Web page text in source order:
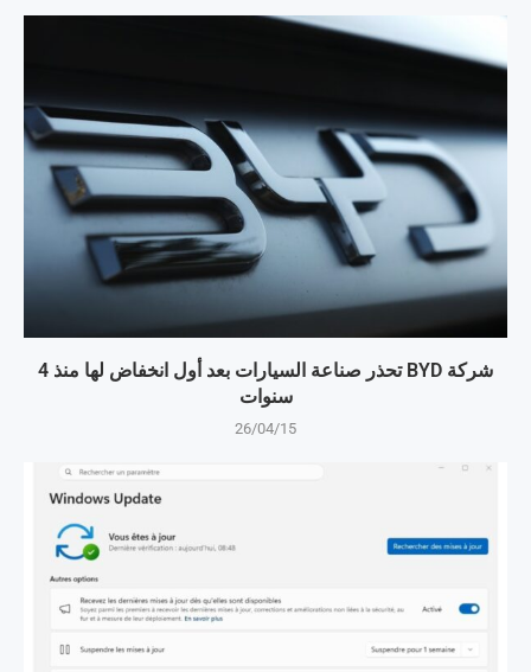
شركة BYD تحذر صناعة السيارات بعد أول انخفاض لها منذ 4
سنوات
26/04/15